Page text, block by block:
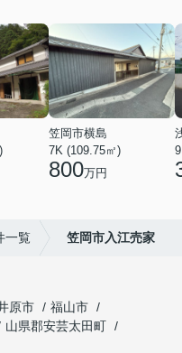
笠岡市横島
7K (109.75㎡)
800万円
一覧 笠岡市入江売家
原市
福山市
山県郡安芸太田町